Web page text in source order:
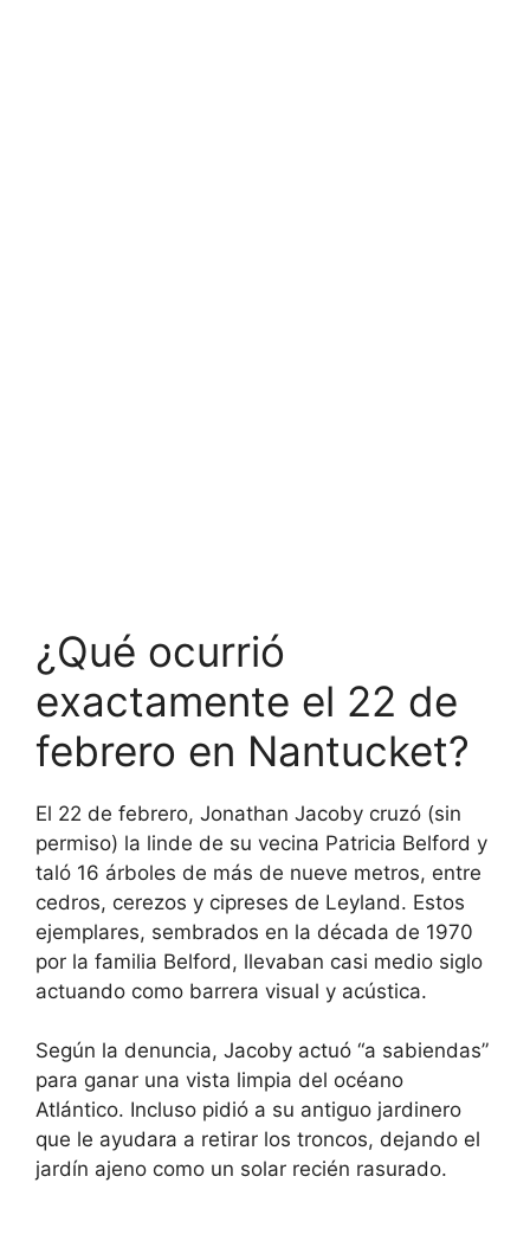
¿Qué ocurrió
exactamente el 22 de
febrero en Nantucket?
El 22 de febrero, Jonathan Jacoby cruzó (sin
permiso) la linde de su vecina Patricia Belford y
taló 16 árboles de más de nueve metros, entre
cedros, cerezos y cipreses de Leyland. Estos
ejemplares, sembrados en la década de 1970
por la familia Belford, llevaban casi medio siglo
actuando como barrera visual y acústica.
Según la denuncia, Jacoby actuó “a sabiendas”
para ganar una vista limpia del océano
Atlántico. Incluso pidió a su antiguo jardinero
que le ayudara a retirar los troncos, dejando el
jardín ajeno como un solar recién rasurado.